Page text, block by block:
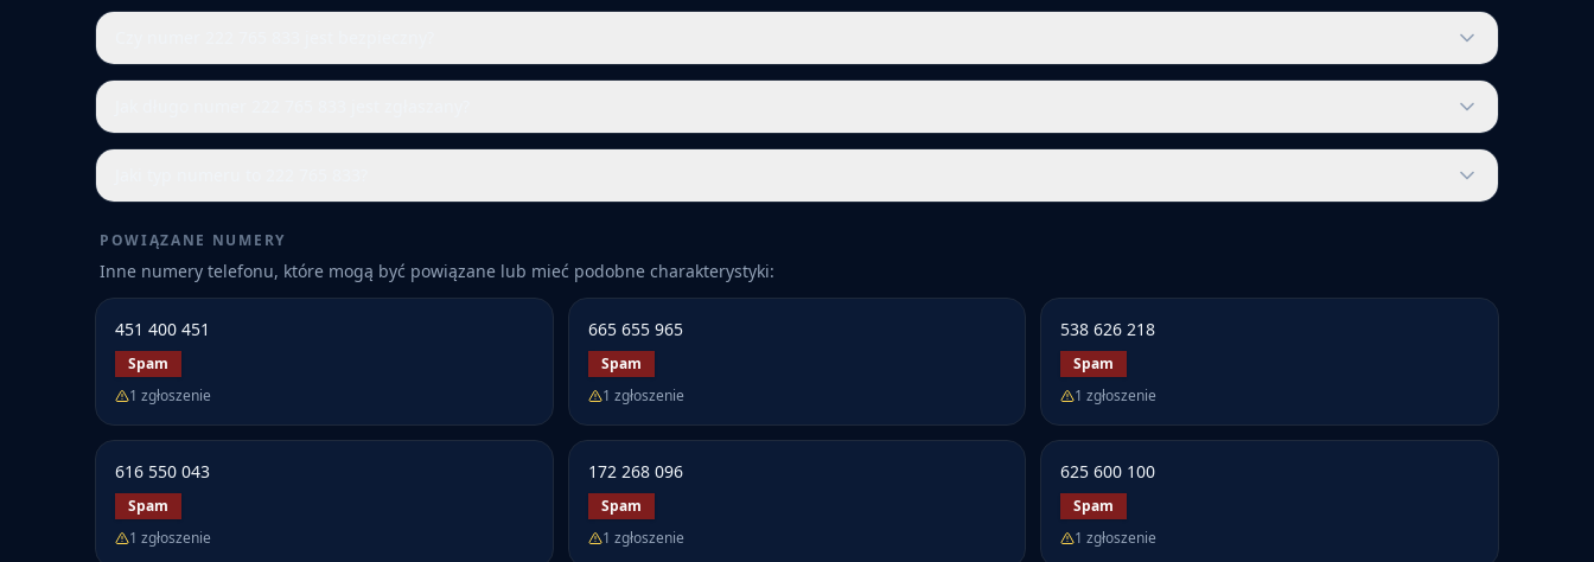
POWIĄZANE NUMERY
Inne numery telefonu, które mogą być powiązane lub mieć podobne charakterystyki:
451 400 451
Spam
1 zgłoszenie
665 655 965
Spam
1 zgłoszenie
538 626 218
Spam
1 zgłoszenie
616 550 043
Spam
1 zgłoszenie
172 268 096
Spam
1 zgłoszenie
625 600 100
Spam
1 zgłoszenie